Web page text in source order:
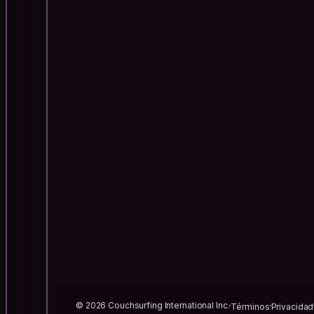
© 2026 Couchsurfing International Inc.TérminosPrivacidad